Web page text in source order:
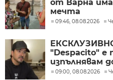
от Варна
мечта
09:46, 08.08.2026
"Despacito" е
изпълнявам
09:00, 08.08.2026